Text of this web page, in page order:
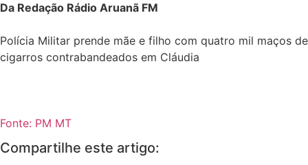
Da Redação Rádio Aruanã FM
Polícia Militar prende mãe e filho com quatro mil maços de
cigarros contrabandeados em Cláudia
Fonte: PM MT
Compartilhe este artigo: